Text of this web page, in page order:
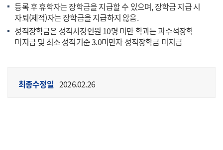
등록 후 휴학자는 장학금을 지급할 수 있으며, 장학금 지급 시
자퇴(제적)자는 장학금을 지급하지 않음.
성적장학금은 성적사정인원 10명 미만 학과는 과수석장학
미지급 및 최소 성적기준 3.0미만자 성적장학금 미지급
최종수정일 2026.02.26